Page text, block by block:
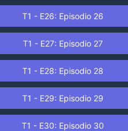
T1 - E26: Episodio 26
T1 - E27: Episodio 27
T1 - E28: Episodio 28
T1 - E29: Episodio 29
T1 - E30: Episodio 30